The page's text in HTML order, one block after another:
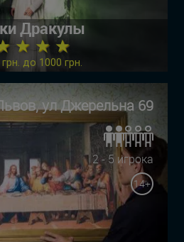
Дракулы
★ ★ ★
до 1000 грн.
ул Джерельна 69
2 - 5 игрока
14+